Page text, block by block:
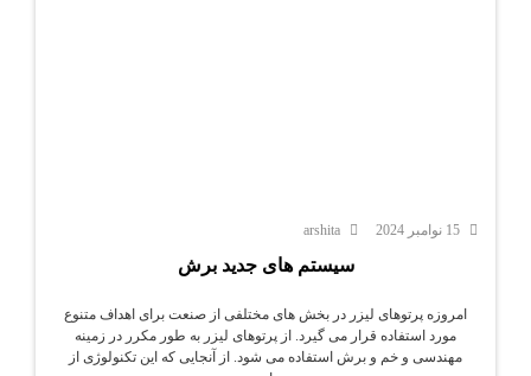
arshita
سیستم های جدید برش
امروزه پرتوهای لیزر در بخش های مختلفی از صنعت برای اهداف متنوع
مورد استفاده قرار می گیرد. از پرتوهای لیزر به طور مکرر در زمینه
مهندسی و خم و برش استفاده می شود. از آنجایی که این تکنولوژی از